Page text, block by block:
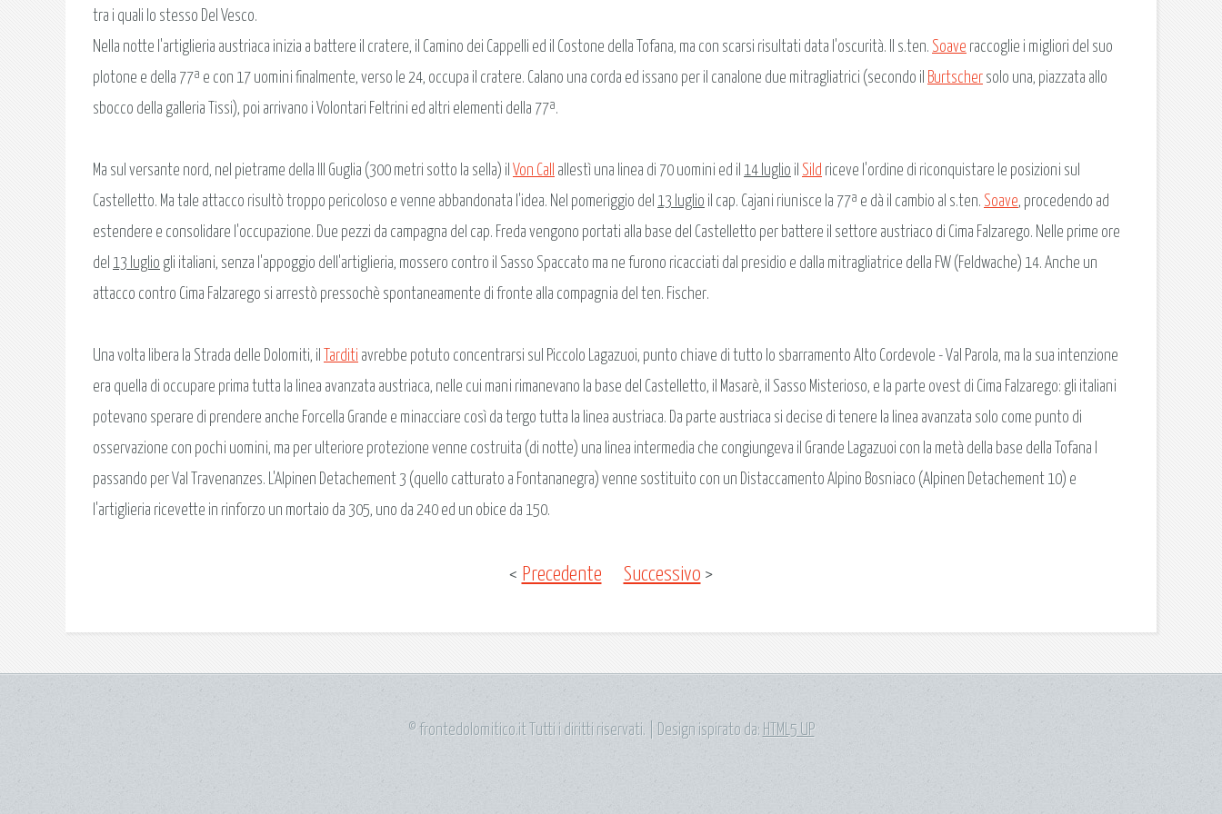
tra i quali lo stesso Del Vesco.
Nella notte l'artiglieria austriaca inizia a battere il cratere, il Camino dei Cappelli ed il Costone della Tofana, ma con scarsi risultati data l'oscurità. Il s.ten. Soave raccoglie i migliori del suo
plotone e della 77ª e con 17 uomini finalmente, verso le 24, occupa il cratere. Calano una corda ed issano per il canalone due mitragliatrici (secondo il Burtscher solo una, piazzata allo
sbocco della galleria Tissi), poi arrivano i Volontari Feltrini ed altri elementi della 77ª.
Ma sul versante nord, nel pietrame della III Guglia (300 metri sotto la sella) il Von Call allestì una linea di 70 uomini ed il 14 luglio il Sild riceve l'ordine di riconquistare le posizioni sul
Castelletto. Ma tale attacco risultò troppo pericoloso e venne abbandonata l'idea. Nel pomeriggio del 13 luglio il cap. Cajani riunisce la 77ª e dà il cambio al s.ten. Soave, procedendo ad
estendere e consolidare l'occupazione. Due pezzi da campagna del cap. Freda vengono portati alla base del Castelletto per battere il settore austriaco di Cima Falzarego. Nelle prime ore
del 13 luglio gli italiani, senza l'appoggio dell'artiglieria, mossero contro il Sasso Spaccato ma ne furono ricacciati dal presidio e dalla mitragliatrice della FW (Feldwache) 14. Anche un
attacco contro Cima Falzarego si arrestò pressochè spontaneamente di fronte alla compagnia del ten. Fischer.
Una volta libera la Strada delle Dolomiti, il Tarditi avrebbe potuto concentrarsi sul Piccolo Lagazuoi, punto chiave di tutto lo sbarramento Alto Cordevole - Val Parola, ma la sua intenzione
era quella di occupare prima tutta la linea avanzata austriaca, nelle cui mani rimanevano la base del Castelletto, il Masarè, il Sasso Misterioso, e la parte ovest di Cima Falzarego: gli italiani
potevano sperare di prendere anche Forcella Grande e minacciare così da tergo tutta la linea austriaca. Da parte austriaca si decise di tenere la linea avanzata solo come punto di
osservazione con pochi uomini, ma per ulteriore protezione venne costruita (di notte) una linea intermedia che congiungeva il Grande Lagazuoi con la metà della base della Tofana I
passando per Val Travenanzes. L'Alpinen Detachement 3 (quello catturato a Fontananegra) venne sostituito con un Distaccamento Alpino Bosniaco (Alpinen Detachement 10) e
l'artiglieria ricevette in rinforzo un mortaio da 305, uno da 240 ed un obice da 150.
< Precedente Successivo >
© frontedolomitico.it Tutti i diritti riservati. | Design ispirato da: HTML5 UP